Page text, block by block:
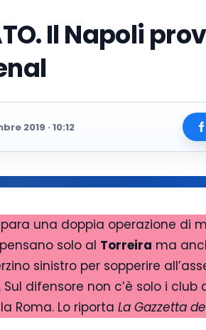
Il Napoli
2019 · 10:12
una doppia operazione di
solo al Torreira ma
sinistro per sopperire
difensore non c’è solo i club
Roma. Lo riporta La Gazzetta